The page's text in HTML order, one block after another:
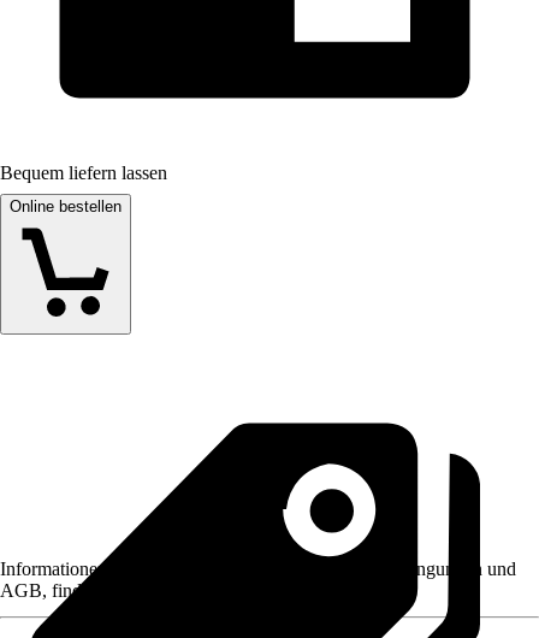
Bequem liefern lassen
Online bestellen
Informationen des Verkäufers, wie z. B. Rückgabebedingungen und
AGB, finden Sie bei Klick auf den Verkäufernamen.